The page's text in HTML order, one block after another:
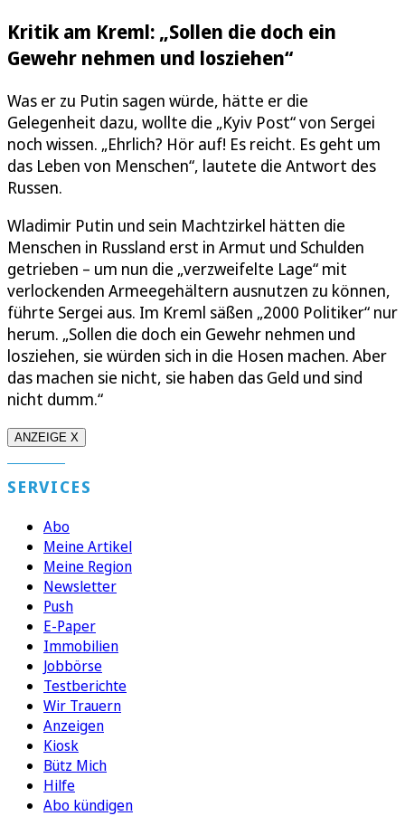
Kritik am Kreml: „Sollen die doch ein
Gewehr nehmen und losziehen“
Was er zu Putin sagen würde, hätte er die
Gelegenheit dazu, wollte die „Kyiv Post“ von Sergei
noch wissen. „Ehrlich? Hör auf! Es reicht. Es geht um
das Leben von Menschen“, lautete die Antwort des
Russen.
Wladimir Putin und sein Machtzirkel hätten die
Menschen in Russland erst in Armut und Schulden
getrieben – um nun die „verzweifelte Lage“ mit
verlockenden Armeegehältern ausnutzen zu können,
führte Sergei aus. Im Kreml säßen „2000 Politiker“ nur
herum. „Sollen die doch ein Gewehr nehmen und
losziehen, sie würden sich in die Hosen machen. Aber
das machen sie nicht, sie haben das Geld und sind
nicht dumm.“
ANZEIGE X
SERVICES
Abo
Meine Artikel
Meine Region
Newsletter
Push
E-Paper
Immobilien
Jobbörse
Testberichte
Wir Trauern
Anzeigen
Kiosk
Bütz Mich
Hilfe
Abo kündigen